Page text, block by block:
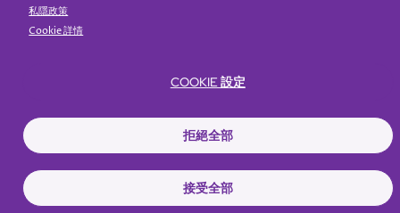
license 17016348
Footer無障礙聲明私隱聲明Cookie政策網站使用條款
私隱政策
Cookie 詳情
COOKIE 設定
拒絕全部
接受全部